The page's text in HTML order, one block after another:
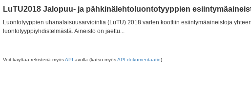
LuTU2018 Jalopuu- ja pähkinälehtoluontotyyppien
Luontotyyppien uhanalaisuusarviointia (LuTU) 2018 varten koottiin esiintymäaineistoja
luontotyyppiyhdistelmästä. Aineisto on jaettu...
Voit käyttää rekisteriä myösAPI avulla (katso myösAPI-dokumentaatio).